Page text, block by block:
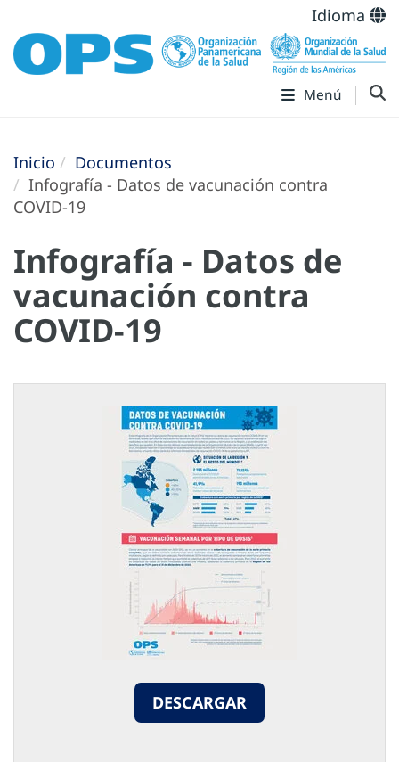
Idioma
Menú
Inicio
Documentos
Infografía - Datos de vacunación contra
COVID-19
Infografía - Datos de
vacunación contra
COVID-19
DESCARGAR